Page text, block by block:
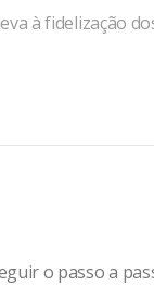
à fidelização
o passo a